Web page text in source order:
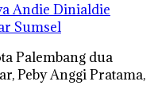
Andie Dinialdie
Sumsel
Palembang dua
Peby Anggi Pratama,